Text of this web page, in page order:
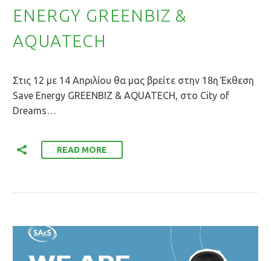
ENERGY GREENBIZ &
AQUATECH
Στις 12 με 14 Απριλίου θα μας βρείτε στην 18η Έκθεση
Save Energy GREENBIZ & AQUATECH, στο City of
Dreams…
READ MORE